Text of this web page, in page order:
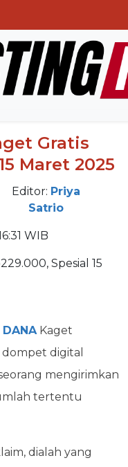
Gratis
Maret 2025
Editor: Priya
Satrio
WIB
DANAKaget
digital
mengirimkan
tertentu
dialah yang